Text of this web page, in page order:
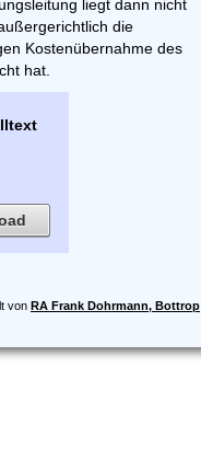
liegt dann nicht
die
Kostenübernahme des
hat.
von RA Frank Dohrmann, Bottrop